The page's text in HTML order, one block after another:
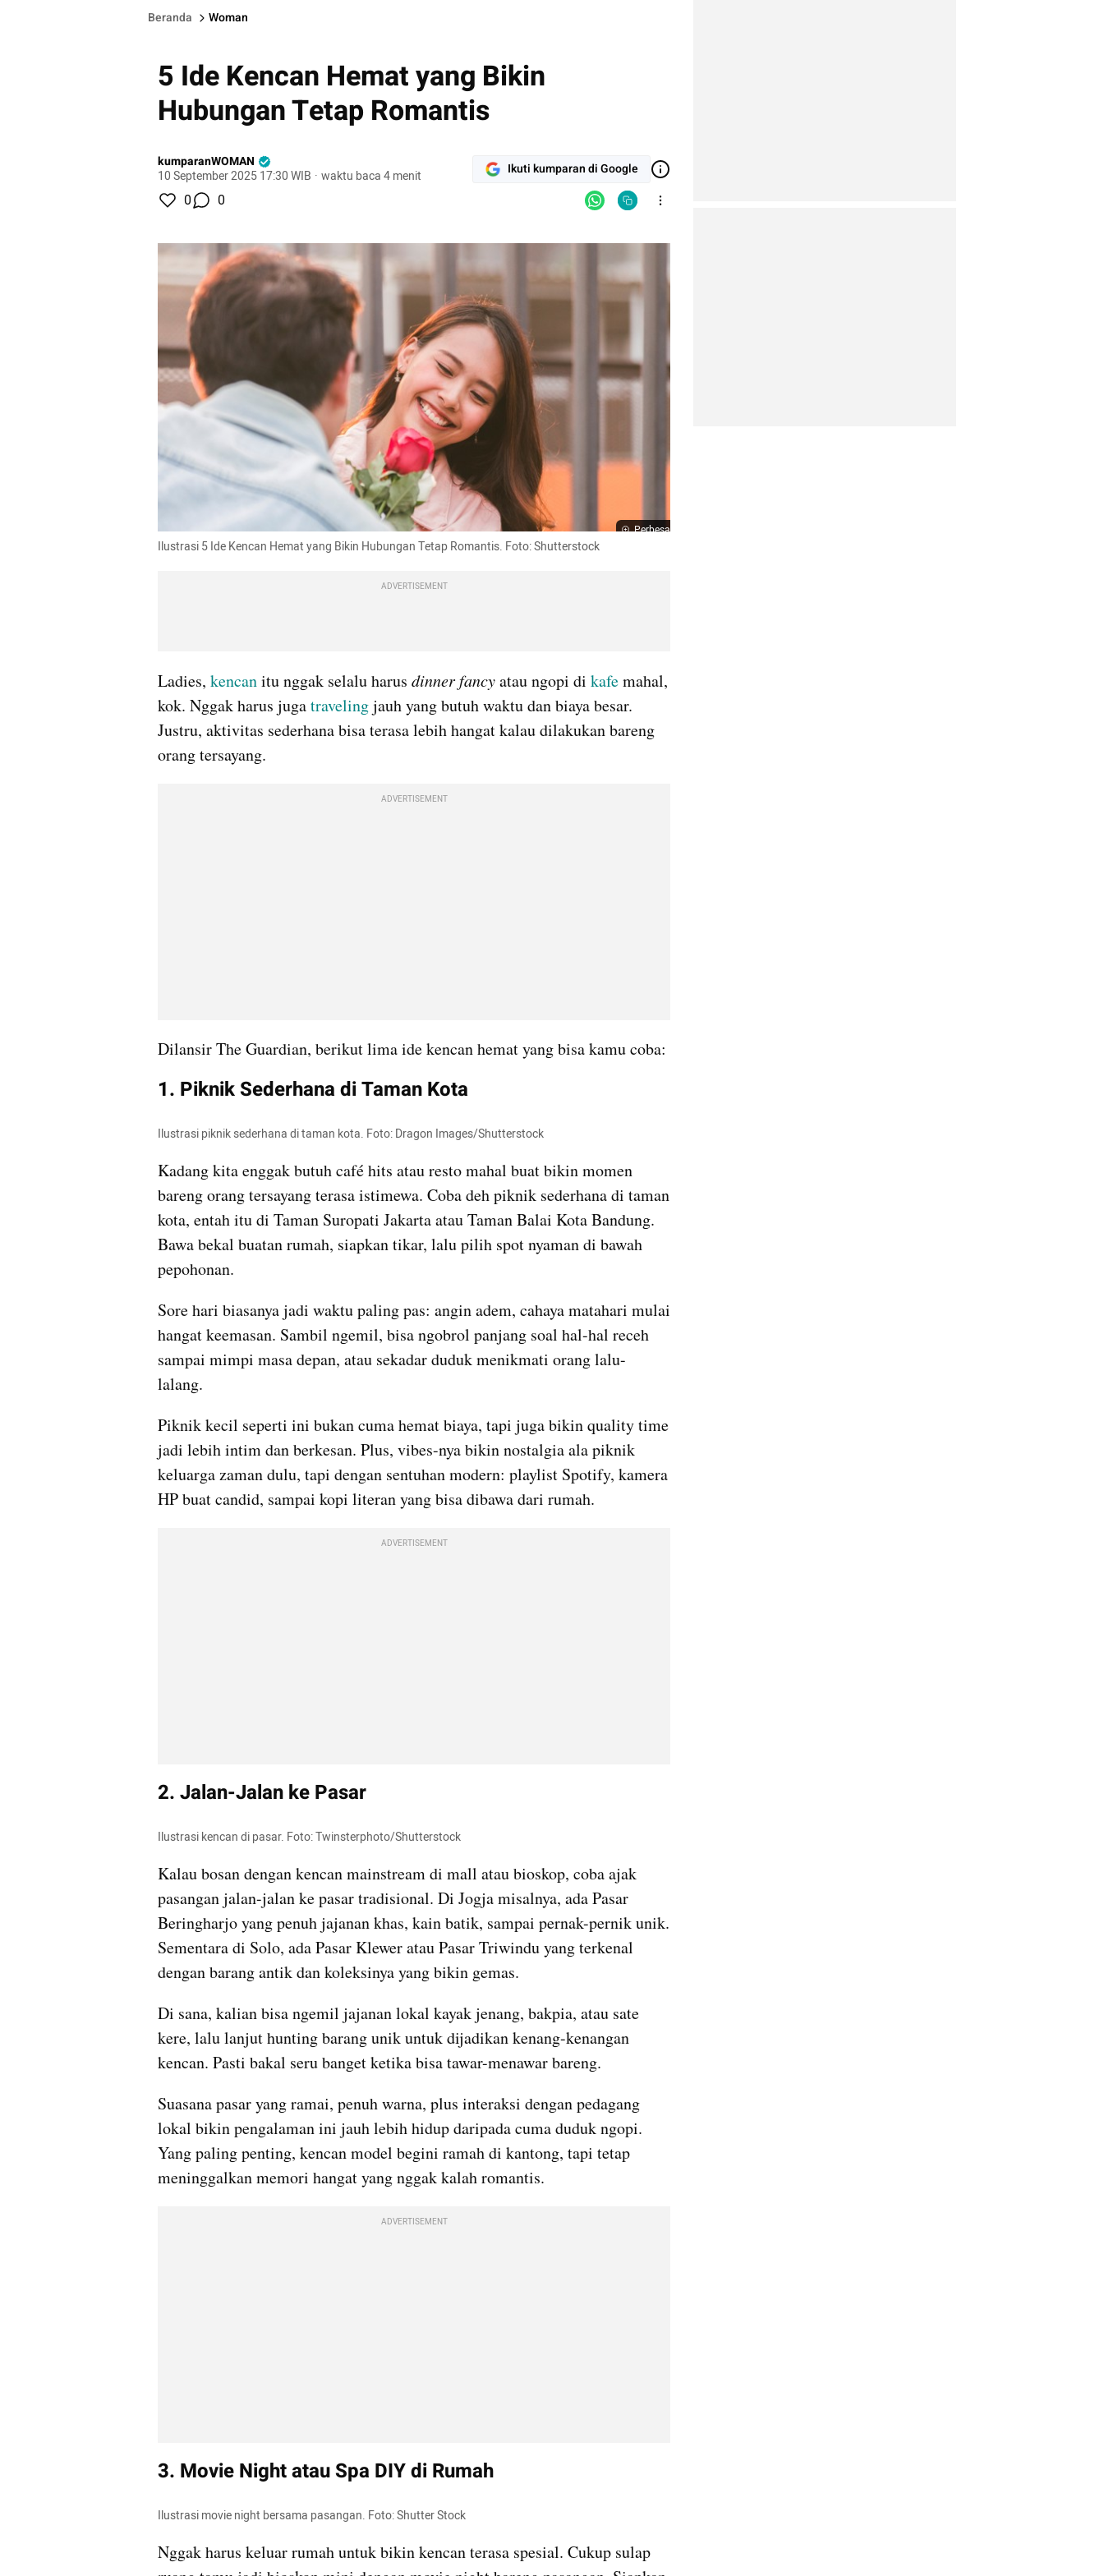
Beranda Woman
5 Ide Kencan Hemat yang Bikin
Hubungan Tetap Romantis
kumparanWOMAN
10 September 2025 17:30 WIB · waktu baca 4 menit Ikuti kumparan di Google
0 0
Perbesar
Ilustrasi 5 Ide Kencan Hemat yang Bikin Hubungan Tetap Romantis. Foto: Shutterstock
ADVERTISEMENT
Ladies, kencan itu nggak selalu harus dinner fancy atau ngopi di kafe mahal,
kok. Nggak harus juga traveling jauh yang butuh waktu dan biaya besar.
Justru, aktivitas sederhana bisa terasa lebih hangat kalau dilakukan bareng
orang tersayang.
ADVERTISEMENT
Dilansir The Guardian, berikut lima ide kencan hemat yang bisa kamu coba:
1. Piknik Sederhana di Taman Kota
Ilustrasi piknik sederhana di taman kota. Foto: Dragon Images/Shutterstock
Kadang kita enggak butuh café hits atau resto mahal buat bikin momen
bareng orang tersayang terasa istimewa. Coba deh piknik sederhana di taman
kota, entah itu di Taman Suropati Jakarta atau Taman Balai Kota Bandung.
Bawa bekal buatan rumah, siapkan tikar, lalu pilih spot nyaman di bawah
pepohonan.
Sore hari biasanya jadi waktu paling pas: angin adem, cahaya matahari mulai
hangat keemasan. Sambil ngemil, bisa ngobrol panjang soal hal-hal receh
sampai mimpi masa depan, atau sekadar duduk menikmati orang lalu-
lalang.
Piknik kecil seperti ini bukan cuma hemat biaya, tapi juga bikin quality time
jadi lebih intim dan berkesan. Plus, vibes-nya bikin nostalgia ala piknik
keluarga zaman dulu, tapi dengan sentuhan modern: playlist Spotify, kamera
HP buat candid, sampai kopi literan yang bisa dibawa dari rumah.
ADVERTISEMENT
2. Jalan-Jalan ke Pasar
Ilustrasi kencan di pasar. Foto: Twinsterphoto/Shutterstock
Kalau bosan dengan kencan mainstream di mall atau bioskop, coba ajak
pasangan jalan-jalan ke pasar tradisional. Di Jogja misalnya, ada Pasar
Beringharjo yang penuh jajanan khas, kain batik, sampai pernak-pernik unik.
Sementara di Solo, ada Pasar Klewer atau Pasar Triwindu yang terkenal
dengan barang antik dan koleksinya yang bikin gemas.
Di sana, kalian bisa ngemil jajanan lokal kayak jenang, bakpia, atau sate
kere, lalu lanjut hunting barang unik untuk dijadikan kenang-kenangan
kencan. Pasti bakal seru banget ketika bisa tawar-menawar bareng.
Suasana pasar yang ramai, penuh warna, plus interaksi dengan pedagang
lokal bikin pengalaman ini jauh lebih hidup daripada cuma duduk ngopi.
Yang paling penting, kencan model begini ramah di kantong, tapi tetap
meninggalkan memori hangat yang nggak kalah romantis.
ADVERTISEMENT
3. Movie Night atau Spa DIY di Rumah
Ilustrasi movie night bersama pasangan. Foto: Shutter Stock
Nggak harus keluar rumah untuk bikin kencan terasa spesial. Cukup sulap